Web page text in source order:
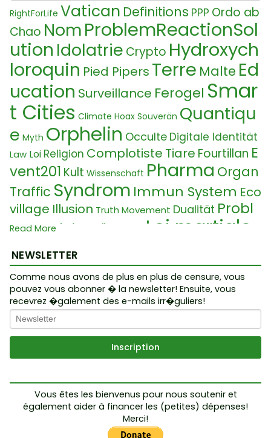
RightForLife Vatican Definitions PPP Ordo ab
Chao NomProblemReactionSol
ution Idolatrie Crypto Hydroxych
loroquin Pied Pipers Terre Malte Ed
ucation Surveillance Ferogel Smar
t Cities Climate Hoax Souverän Quantiqu
e Myth Orphelin Occulte Digitale Identität
Law Loi Religion Complotiste Tiare Fourtillan E
vent201 Kult Wissenschaft Pharma Organ
Traffic Syndrom Immun System Eco
village Illusion Truth Movement Dualität Probl
emReaktionLösung
Loi martiale
ribunalNordstream 1
nVeganismEtat profondUFOConspiracy
ComplotPatentsTestGraphe
neKabaleEGOUkraine ConflictGrammaire
Zionism
ntreLaVieDan PilonMicro Chip
MalédictionTraçageFin du m
ondeGeneticsSovereignGelbwest
en Rêve TyrannieKissingerCrise
Klima Hoax
Read More
NEWSLETTER
Comme nous avons de plus en plus de censure, vous
pouvez vous abonner � la newsletter! Ensuite, vous
recevrez �galement des e-mails irr�guliers!
Vous êtes les bienvenus pour nous soutenir et
également aider à financer les (petites) dépenses!
Merci!